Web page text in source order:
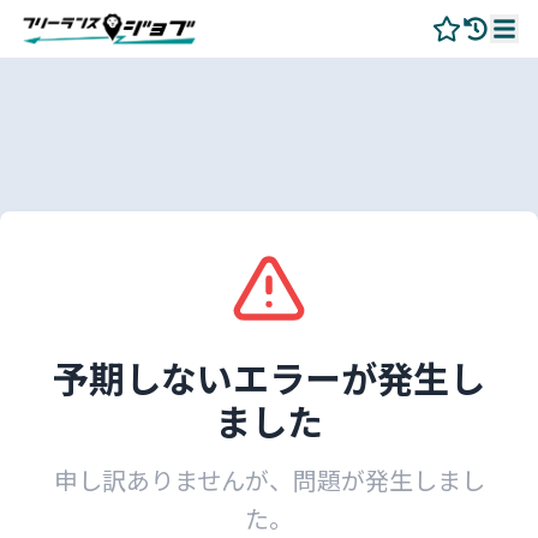
予期しないエラーが発生し
ました
申し訳ありませんが、問題が発生しまし
た。